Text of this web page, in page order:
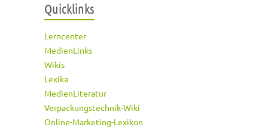
Quicklinks
Lerncenter
MedienLinks
Wikis
Lexika
MedienLiteratur
Verpackungstechnik-Wiki
Online-Marketing-Lexikon